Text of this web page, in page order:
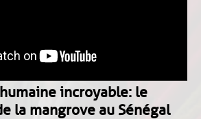
incroyable : le
la mangrove au Sénégal